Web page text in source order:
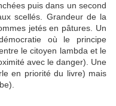
puis dans un second
scellés. Grandeur de la
jetés en pâtures. Un
où le principe
le citoyen lambda et le
avec le danger). Une
en priorité du livre) mais